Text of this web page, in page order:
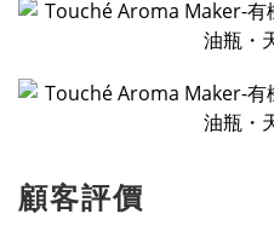
顧客評價